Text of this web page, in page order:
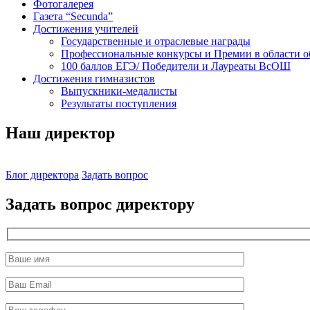
Фотогалерея
Газета “Secunda”
Достижения учителей
Государственные и отраслевые награды
Профессиональные конкурсы и Премии в области
100 баллов ЕГЭ/ Победители и Лауреаты ВсОШ
Достижения гимназистов
Выпускники-медалисты
Результаты поступления
Наш директор
Блог директора Задать вопрос
Задать вопрос директору